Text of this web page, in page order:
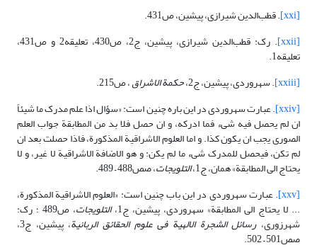
[xxi]
. قطب‌الدین شیرازی، پیشین، ص431.
[xxii]
. رک: قطب‌الدین شیرازی، پیشین، ج2، ص430، تعلیقه2 و ص431،
تعلیقه1.
[xxiii]
. سهروردی، پیشین، ج2، حکمة الاشراق، ص215.
[xxiv]
. عبارت سهروردی در این باره چنین است: «سؤال اذا علم مدرک ما شیئاً
ان لم یحصل فیه شى‏ء فما ادرکه، و ان حصل فلا بد من المطابقة جواب العلم
الصورى‏ یجب ان یکون کذا. و اما العلوم الاشراقیة المذکورة، فاذا حصلت بعد ان
لم تکن، فیحصل للمدرک شى‏ء ما لم یکن: و هو الاضافة الاشراقیة لا غیر، و لا
یحتاج‏ الى‏ المطابقة» همان، ج1، التلویجات، صص488 – 489.
[xxv]
. عبارت سهروردی در این باب چنین است: «العلوم الاشراقیة المذکورة،
... لا یحتاج الى المطابقة» سهروردی، پیشین، ج1، التلویجات ، ص489 ؛ رک:
شهرزوری،رسائل الشجرة الالهیة فی علوم الحقائق الربانیة ، پیشین، ج3،
صص501 – 502.